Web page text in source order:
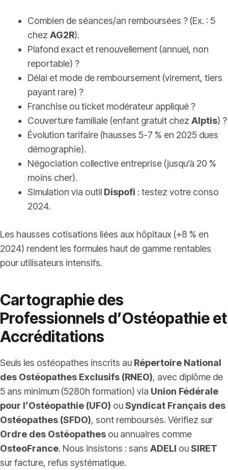
Combien de séances/an remboursées ? (Ex. : 5
chez AG2R).
Plafond exact et renouvellement (annuel, non
reportable) ?
Délai et mode de remboursement (virement, tiers
payant rare) ?
Franchise ou ticket modérateur appliqué ?
Couverture familiale (enfant gratuit chez Alptis) ?
Évolution tarifaire (hausses 5-7 % en 2025 dues
démographie).
Négociation collective entreprise (jusqu’à 20 %
moins cher).
Simulation via outil Dispofi : testez votre conso
2024.
Les hausses cotisations liées aux hôpitaux (+8 % en
2024) rendent les formules haut de gamme rentables
pour utilisateurs intensifs.
Cartographie des
Professionnels d’Ostéopathie et
Accréditations
Seuls les ostéopathes inscrits au Répertoire National
des Ostéopathes Exclusifs (RNEO), avec diplôme de
5 ans minimum (5280h formation) via Union Fédérale
pour l’Ostéopathie (UFO) ouSyndicat Français des
Ostéopathes (SFDO), sont remboursés. Vérifiez sur
Ordre des Ostéopathes ou annuaires comme
OsteoFrance. Nous insistons : sans ADELI ouSIRET
sur facture, refus systématique.